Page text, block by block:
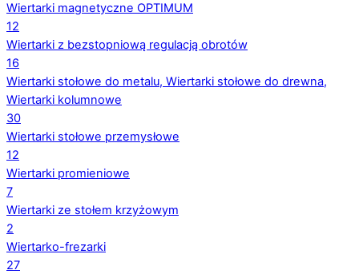
Wiertarki magnetyczne OPTIMUM
12
Wiertarki z bezstopniową regulacją obrotów
16
Wiertarki stołowe do metalu, Wiertarki stołowe do drewna,
Wiertarki kolumnowe
30
Wiertarki stołowe przemysłowe
12
Wiertarki promieniowe
7
Wiertarki ze stołem krzyżowym
2
Wiertarko-frezarki
27